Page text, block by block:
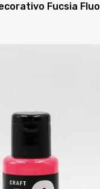
Fucsia Fluo